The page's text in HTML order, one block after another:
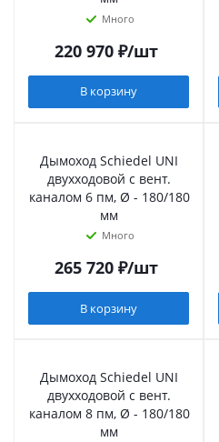
Много
220 970₽/шт
В корзину
Дымоход Schiedel UNI
двухходовой с вент.
каналом 6 пм, Ø - 180/180
мм
Много
265 720₽/шт
В корзину
Дымоход Schiedel UNI
двухходовой с вент.
каналом 8 пм, Ø - 180/180
мм